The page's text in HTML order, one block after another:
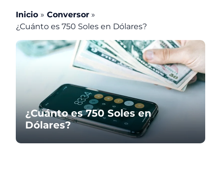
Inicio
Conversor
¿Cuánto es 750 Soles en Dólares?
¿Cuánto es 750 Soles en
Dólares?